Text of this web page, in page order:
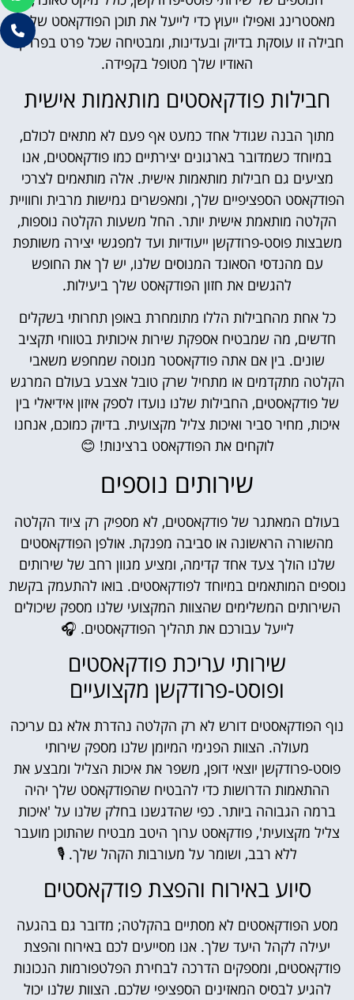
מאסטרינג ואפילו ייעוץ כדי לייעל את תוכן הפודקאסט שלך.
חבילה זו עוסקת בדיוק ובעדינות, ומבטיחה שכל פרט בפרויקט
האודיו שלך מטופל בקפידה.
חבילות פודקאסטים מותאמות אישית
מתוך הבנה שגודל אחד כמעט אף פעם לא מתאים לכולם,
במיוחד כשמדובר בארגונים יצירתיים כמו פודקאסטים, אנו
מציעים גם חבילות מותאמות אישית. אלה מותאמים לצרכי
הפודקאסט הספציפיים שלך, ומאפשרים גמישות מרבית וחוויית
הקלטה מותאמת אישית יותר. החל משעות הקלטה נוספות,
משבצות פוסט-פרודקשן ייעודיות ועד למפגשי יצירה משותפת
עם מהנדסי הסאונד המנוסים שלנו, יש לך את החופש
להגשים את חזון הפודקאסט שלך ביעילות.
כל אחת מהחבילות הללו מתומחרת באופן תחרותי בשקלים
חדשים, מה שמבטיח אספקת שירות איכותית בטווחי תקציב
שונים. בין אם אתה פודקאסטר מנוסה שמחפש משאבי
הקלטה מתקדמים או מתחיל שרק טובל אצבע בעולם המרגש
של פודקאסטים, החבילות שלנו נועדו לספק איזון אידיאלי בין
איכות, מחיר סביר ואיכות צליל מקצועית. בדיוק כמוכם, אנחנו
לוקחים את הפודקאסט ברצינות! 😊
שירותים נוספים
בעולם המאתגר של פודקאסטים, לא מספיק רק ציוד הקלטה
מהשורה הראשונה או סביבה מפנקת. אולפן הפודקאסטים
שלנו הולך צעד אחד קדימה, ומציע מגוון רחב של שירותים
נוספים המותאמים במיוחד לפודקאסטים. בואו להתעמק בקשת
השירותים המשלימים שהצוות המקצועי שלנו מספק שיכולים
לייעל עבורכם את תהליך הפודקאסטים. 🎧
שירותי עריכת פודקאסטים
ופוסט-פרודקשן מקצועיים
נוף הפודקאסטים דורש לא רק הקלטה נהדרת אלא גם עריכה
מעולה. הצוות הפנימי המיומן שלנו מספק שירותי
פוסט-פרודקשן יוצאי דופן, משפר את איכות הצליל ומבצע את
ההתאמות הדרושות כדי להבטיח שהפודקאסט שלך יהיה
ברמה הגבוהה ביותר. כפי שהדגשנו בחלק שלנו על 'איכות
צליל מקצועית', פודקאסט ערוך היטב מבטיח שהתוכן מועבר
ללא רבב, ושומר על מעורבות הקהל שלך. 🎙️
סיוע באירוח והפצת פודקאסטים
מסע הפודקאסטים לא מסתיים בהקלטה; מדובר גם בהגעה
יעילה לקהל היעד שלך. אנו מסייעים לכם באירוח והפצת
פודקאסטים, ומספקים הדרכה לבחירת הפלטפורמות הנכונות
להגיע לבסיס המאזינים הספציפי שלכם. הצוות שלנו יכול